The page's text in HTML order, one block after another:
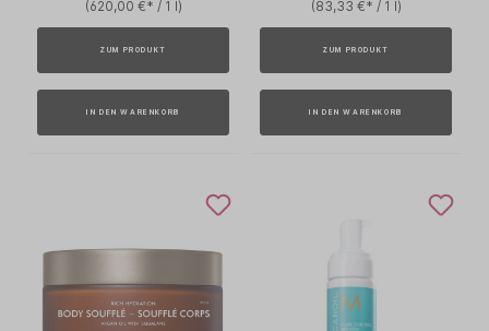
(620,00 €* / 1 l)
ZUM PRODUKT
IN DEN WARENKORB
(83,33 €* / 1 l)
ZUM PRODUKT
IN DEN WARENKORB